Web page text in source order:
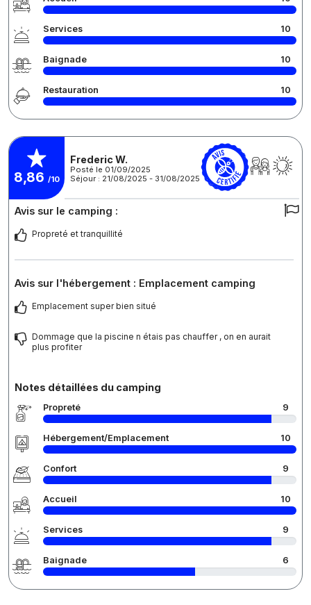
Services 10
Baignade 10
Restauration 10
8,86 /10
Frederic W.
Posté le 01/09/2025
Séjour : 21/08/2025 - 31/08/2025
Avis sur le camping :
Propreté et tranquillité
Avis sur l'hébergement : Emplacement camping
Emplacement super bien situé
Dommage que la piscine n étais pas chauffer , on en aurait
plus profiter
Notes détaillées du camping
Propreté 9
Hébergement/Emplacement 10
Confort 9
Accueil 10
Services 9
Baignade 6